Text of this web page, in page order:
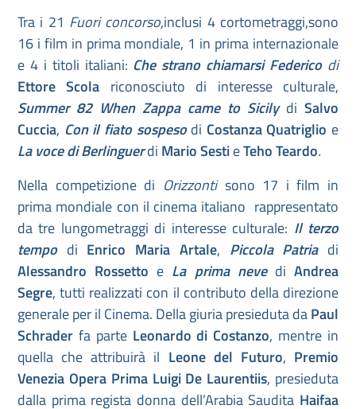
Tra i 21 Fuori concorso,inclusi 4 cortometraggi,sono
16 i film in prima mondiale, 1 in prima internazionale
e 4 i titoli italiani: Che strano chiamarsi Federico di
Ettore Scola riconosciuto di interesse culturale,
Summer 82 When Zappa came to Sicily di Salvo
Cuccia, Con il fiato sospesodi Costanza Quatriglio e
La voce di Berlinguerdi Mario SestieTeho Teardo.
Nella competizione di Orizzontisono 17 i film in
prima mondiale con il cinema italiano rappresentato
da tre lungometraggi di interesse culturale: Il terzo
tempodi Enrico Maria Artale, Piccola Patriadi
Alessandro Rossetto e La prima nevediAndrea
Segre, tutti realizzati con il contributo della direzione
generale per il Cinema. Della giuria presieduta daPaul
Schrader fa parte Leonardo di Costanzo, mentre in
quella che attribuirà il Leone del Futuro, Premio
Venezia Opera Prima Luigi De Laurentiis, presieduta
dalla prima regista donna dell’Arabia Saudita Haifaa